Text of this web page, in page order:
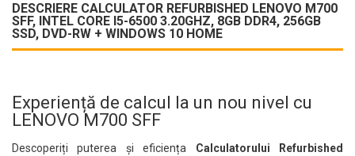
DESCRIERE CALCULATOR REFURBISHED LENOVO M700
SFF, INTEL CORE I5-6500 3.20GHZ, 8GB DDR4, 256GB
SSD, DVD-RW + WINDOWS 10 HOME
Experiență de calcul la un nou nivel cu
LENOVO M700 SFF
Descoperiți puterea și eficiența Calculatorului Refurbished